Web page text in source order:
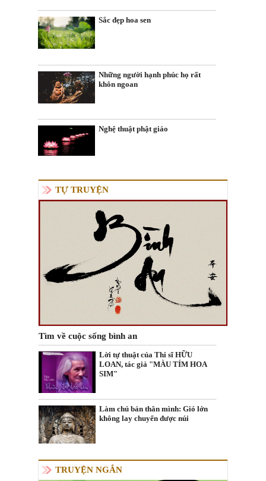
Sắc đẹp hoa sen
Những người hạnh phúc họ rất
khôn ngoan
Nghệ thuật phật giáo
TỰ TRUYỆN
Tìm về cuộc sống bình an
Lời tự thuật của Thi sĩ HỮU
LOAN, tác giả "MÀU TÍM HOA
SIM"
Làm chủ bản thân mình: Gió lớn
không lay chuyển được núi
TRUYỆN NGẮN